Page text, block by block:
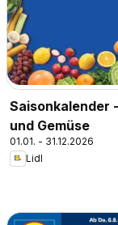
Saisonkalender
und Gemüse
01.01. - 31.12.2026
Lidl